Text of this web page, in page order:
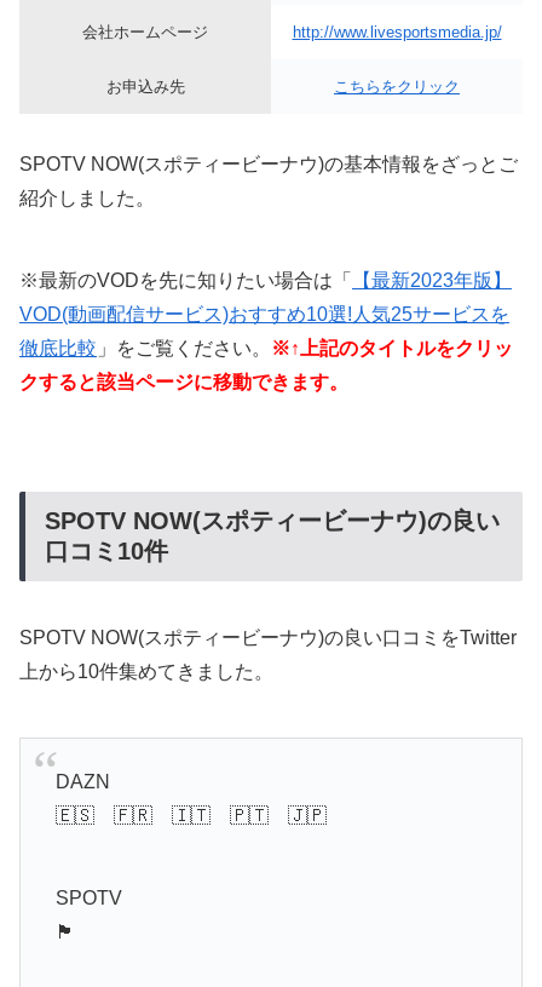
会社ホームページ http://www.livesportsmedia.jp/
お申込み先 こちらをクリック
SPOTV NOW(スポティービーナウ)の基本情報をざっとご
紹介しました。
※最新のVODを先に知りたい場合は「
【最新2023年版】
VOD(動画配信サービス)おすすめ10選!人気25サービスを
徹底比較 」をご覧ください。
※↑上記のタイトルをクリッ
クすると該当ページに移動できます。
SPOTV NOW(スポティービーナウ)の良い
口コミ10件
SPOTV NOW(スポティービーナウ)の良い口コミをTwitter
上から10件集めてきました。
DAZN
🇪🇸 🇫🇷 🇮🇹 🇵🇹 🇯🇵
SPOTV
🏴󠁧󠁢󠁥󠁮󠁧󠁿